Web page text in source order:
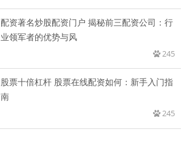
配资著名炒股配资门户 揭秘前三配资公司：行
业领军者的优势与风
245
股票十倍杠杆 股票在线配资如何：新手入门指
南
245